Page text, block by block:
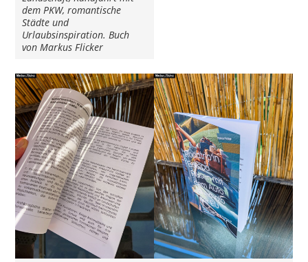
dem PKW, romantische
Städte und
Urlaubsinspiration. Buch
von Markus Flicker